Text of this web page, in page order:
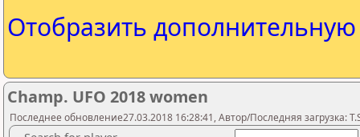
Отобразить
Champ. UFO 2018 women
Последнее обновление27.03.2018 16:28:41, Автор/Последняя загрузка: